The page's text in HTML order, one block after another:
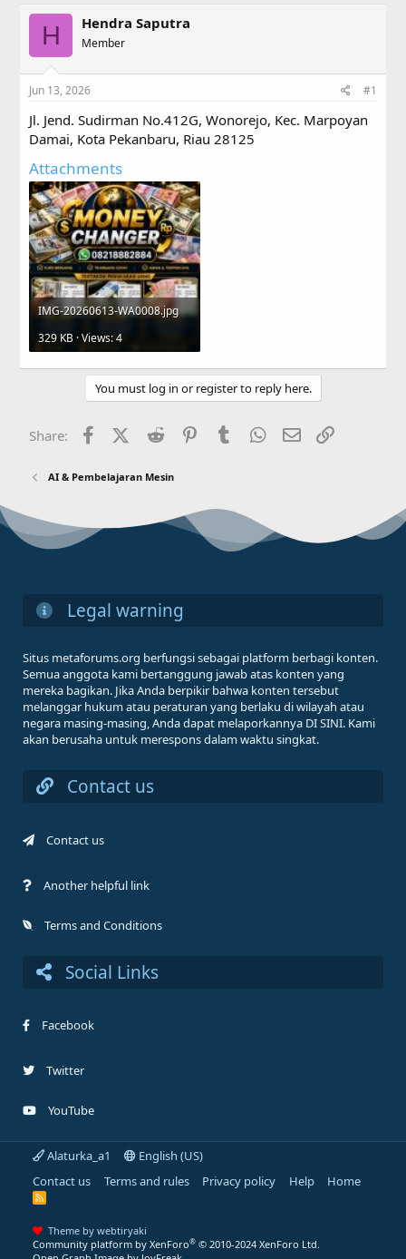
r
d
t
r
t
r
r
a
H Hendra Saputra
Member
Jun 13, 2026 #1
Jl. Jend. Sudirman No.412G, Wonorejo, Kec. Marpoyan
Damai, Kota Pekanbaru, Riau 28125
Attachments
IMG-20260613-WA0008.jpg
329 KB · Views: 4
You must log in or register to reply here.
Share: FacebookX (Twitter)
Reddit PinterestTumblr WhatsApp
Email
AI & Pembelajaran Mesin
Legal warning
Situs metaforums.org berfungsi sebagai platform berbagi konten.
Semua anggota kami bertanggung jawab atas konten yang
mereka bagikan. Jika Anda berpikir bahwa konten tersebut
melanggar hukum atau peraturan yang berlaku di wilayah atau
negara masing-masing, Anda dapat melaporkannya DI SINI. Kami
akan berusaha untuk merespons dalam waktu singkat.
Contact us
Contact us
Another helpful link
Terms and Conditions
Social Links
Facebook
Twitter
YouTube
Alaturka_a1
English (US)
Contact us
Terms and rules Privacy policy Help Home
R
Theme by webtiryaki
Community platform by XenForo® © 2010-2024 XenForo Ltd.